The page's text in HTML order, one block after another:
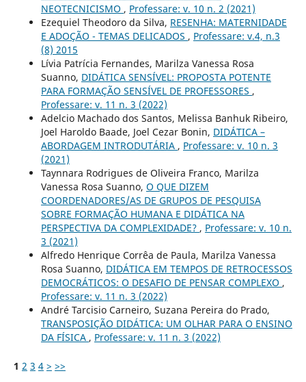
NEOTECNICISMO , Professare: v. 10 n. 2 (2021)
Ezequiel Theodoro da Silva, RESENHA: MATERNIDADE
E ADOÇÃO - TEMAS DELICADOS , Professare: v.4, n.3
(8) 2015
Lívia Patrícia Fernandes, Marilza Vanessa Rosa
Suanno, DIDÁTICA SENSÍVEL: PROPOSTA POTENTE
PARA FORMAÇÃO SENSÍVEL DE PROFESSORES ,
Professare: v. 11 n. 3 (2022)
Adelcio Machado dos Santos, Melissa Banhuk Ribeiro,
Joel Haroldo Baade, Joel Cezar Bonin, DIDÁTICA –
ABORDAGEM INTRODUTÁRIA , Professare: v. 10 n. 3
(2021)
Taynnara Rodrigues de Oliveira Franco, Marilza
Vanessa Rosa Suanno, O QUE DIZEM
COORDENADORES/AS DE GRUPOS DE PESQUISA
SOBRE FORMAÇÃO HUMANA E DIDÁTICA NA
PERSPECTIVA DA COMPLEXIDADE? , Professare: v. 10 n.
3 (2021)
Alfredo Henrique Corrêa de Paula, Marilza Vanessa
Rosa Suanno, DIDÁTICA EM TEMPOS DE RETROCESSOS
DEMOCRÁTICOS: O DESAFIO DE PENSAR COMPLEXO ,
Professare: v. 11 n. 3 (2022)
André Tarcisio Carneiro, Suzana Pereira do Prado,
TRANSPOSIÇÃO DIDÁTICA: UM OLHAR PARA O ENSINO
DA FÍSICA , Professare: v. 11 n. 3 (2022)
1 2 3 4 > >>